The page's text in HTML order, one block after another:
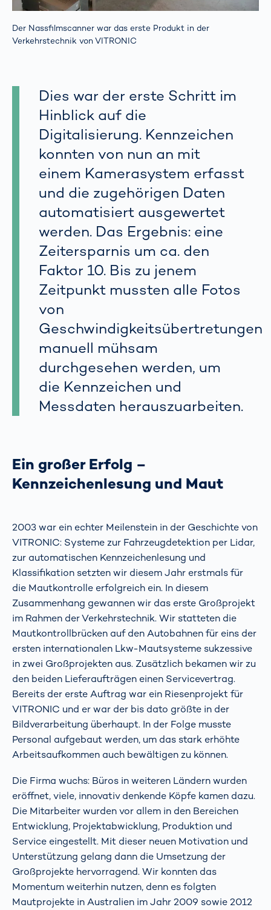
Der Nassfilmscanner war das erste Produkt in der
Verkehrstechnik von VITRONIC
Dies war der erste Schritt im
Hinblick auf die
Digitalisierung. Kennzeichen
konnten von nun an mit
einem Kamerasystem erfasst
und die zugehörigen Daten
automatisiert ausgewertet
werden. Das Ergebnis: eine
Zeitersparnis um ca. den
Faktor 10. Bis zu jenem
Zeitpunkt mussten alle Fotos
von
Geschwindigkeitsübertretungen
manuell mühsam
durchgesehen werden, um
die Kennzeichen und
Messdaten herauszuarbeiten.
Ein großer Erfolg –
Kennzeichenlesung und Maut
2003 war ein echter Meilenstein in der Geschichte von
VITRONIC: Systeme zur Fahrzeugdetektion per Lidar,
zur automatischen Kennzeichenlesung und
Klassifikation setzten wir diesem Jahr erstmals für
die Mautkontrolle erfolgreich ein. In diesem
Zusammenhang gewannen wir das erste Großprojekt
im Rahmen der Verkehrstechnik. Wir statteten die
Mautkontrollbrücken auf den Autobahnen für eins der
ersten internationalen Lkw-Mautsysteme sukzessive
in zwei Großprojekten aus. Zusätzlich bekamen wir zu
den beiden Lieferaufträgen einen Servicevertrag.
Bereits der erste Auftrag war ein Riesenprojekt für
VITRONIC und er war der bis dato größte in der
Bildverarbeitung überhaupt. In der Folge musste
Personal aufgebaut werden, um das stark erhöhte
Arbeitsaufkommen auch bewältigen zu können.
Die Firma wuchs: Büros in weiteren Ländern wurden
eröffnet, viele, innovativ denkende Köpfe kamen dazu.
Die Mitarbeiter wurden vor allem in den Bereichen
Entwicklung, Projektabwicklung, Produktion und
Service eingestellt. Mit dieser neuen Motivation und
Unterstützung gelang dann die Umsetzung der
Großprojekte hervorragend. Wir konnten das
Momentum weiterhin nutzen, denn es folgten
Mautprojekte in Australien im Jahr 2009 sowie 2012